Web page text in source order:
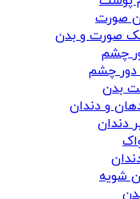
صورت
صورت و بدن
چشم
دور چشم
بدن
و دندان
دندان
شویه